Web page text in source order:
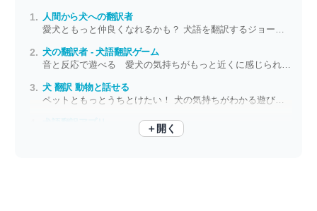
人間から犬への翻訳者
犬の翻訳者 - 犬語翻訳ゲーム
犬 翻訳 動物と話せる
＋開く